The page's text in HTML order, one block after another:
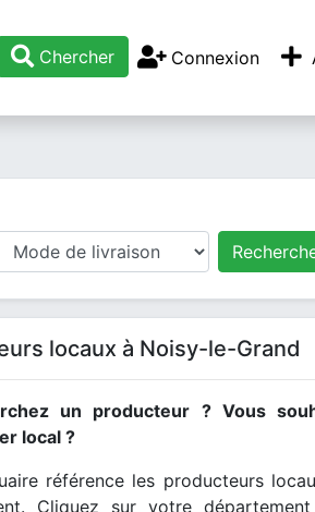
Chercher Connexion
locaux à Noisy-le-Grand
un producteur ? Vous
local ?
référence les producteurs
Cliquez sur votre